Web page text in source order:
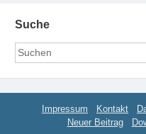
Suche
Impressum Kontakt
Neuer Beitrag